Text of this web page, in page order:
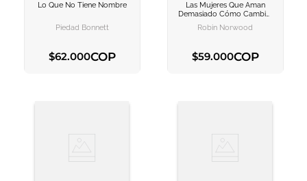
Lo Que No Tiene Nombre
Piedad Bonnett
$62.000COP
AGREGAR AL
Las Mujeres Que Aman
Demasiado Cómo Cambiar
Nuestra Manera De Amar Y
Así Dejar De Sufrir
Robin Norwood
$59.000COP